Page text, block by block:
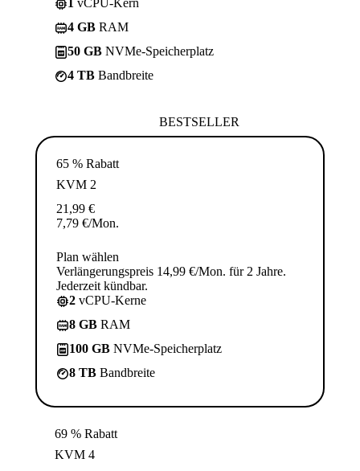
1 vCPU-Kern
4 GB RAM
50 GB NVMe-Speicherplatz
4 TB Bandbreite
BESTSELLER
65 % Rabatt
KVM 2
21,99 €
7,79 €/Mon.
Plan wählen
Verlängerungspreis 14,99 €/Mon. für 2 Jahre.
Jederzeit kündbar.
2 vCPU-Kerne
8 GB RAM
100 GB NVMe-Speicherplatz
8 TB Bandbreite
69 % Rabatt
KVM 4